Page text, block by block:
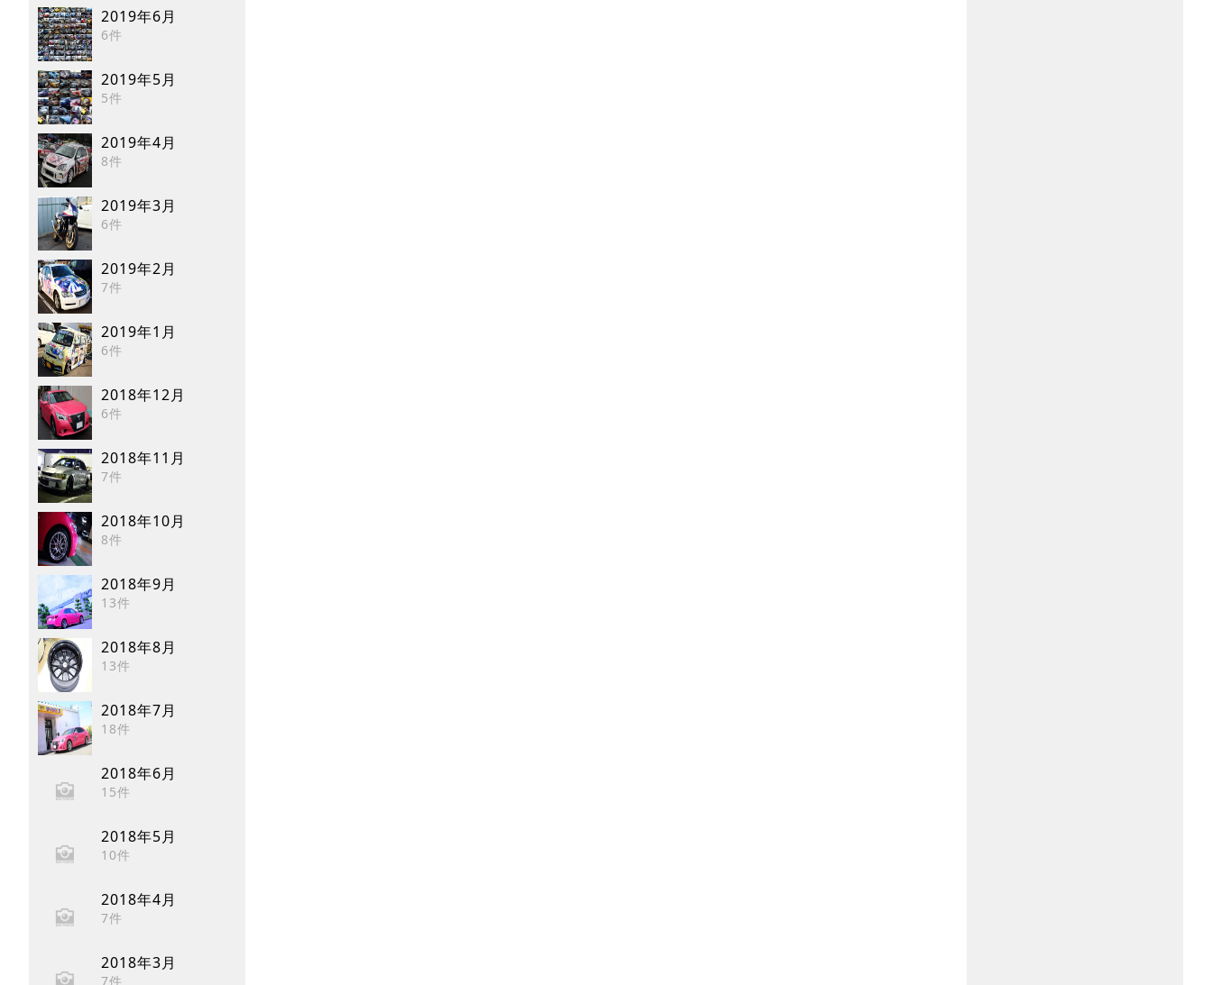
2019年6月
6件
2019年5月
5件
2019年4月
8件
2019年3月
6件
2019年2月
7件
2019年1月
6件
2018年12月
6件
2018年11月
7件
2018年10月
8件
2018年9月
13件
2018年8月
13件
2018年7月
18件
2018年6月
15件
2018年5月
10件
2018年4月
7件
2018年3月
7件